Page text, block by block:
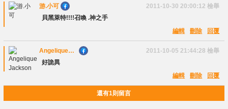
游.小可 2011-10-30 20:00:12 檢舉
貝黑萊特!!!!召喚 .神之手
回覆
刪除
編輯
Angelique
Jackson
2011-10-05 21:44:28 檢舉
好詭異
回覆
刪除
編輯
還有1則留言